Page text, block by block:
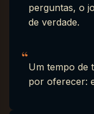
perguntas, o
de verdade.
“Um tempo de
por oferecer: